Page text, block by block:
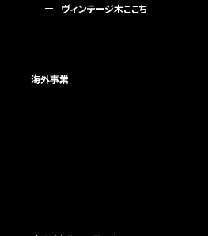
ヴィンテージ木ここち
海外事業